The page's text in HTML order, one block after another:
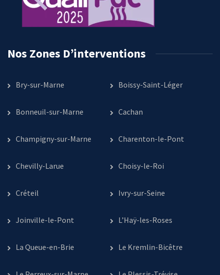
Nos Zones D’interventions
Bry-sur-Marne Boissy-Saint-Léger
Bonneuil-sur-Marne Cachan
Champigny-sur-Marne Charenton-le-Pont
Chevilly-Larue Choisy-le-Roi
Créteil Ivry-sur-Seine
Joinville-le-Pont L’Haÿ-les-Roses
La Queue-en-Brie Le Kremlin-Bicêtre